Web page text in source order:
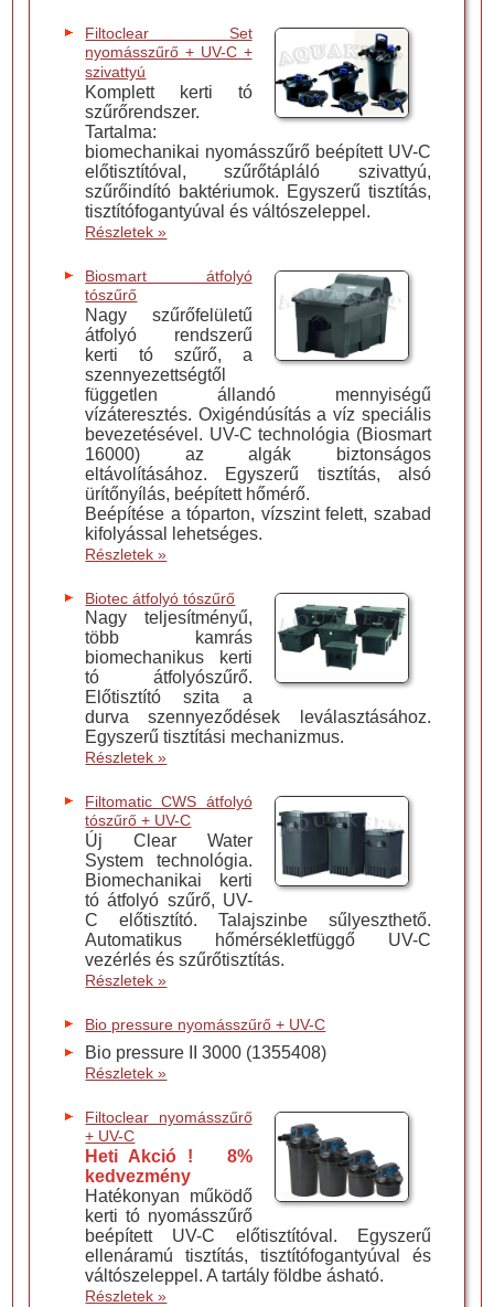
Filtoclear Set
nyomásszűrő + UV-C +
szivattyú
Komplett kerti tó
szűrőrendszer.
Tartalma:
biomechanikai nyomásszűrő beépített UV-C
előtisztítóval, szűrőtápláló szivattyú,
szűrőindító baktériumok. Egyszerű tisztítás,
tisztítófogantyúval és váltószeleppel.
Részletek »
Biosmart átfolyó
tószűrő
Nagy szűrőfelületű
átfolyó rendszerű
kerti tó szűrő, a
szennyezettségtől
független állandó mennyiségű
vízáteresztés. Oxigéndúsítás a víz speciális
bevezetésével. UV-C technológia (Biosmart
16000) az algák biztonságos
eltávolításához. Egyszerű tisztítás, alsó
ürítőnyílás, beépített hőmérő.
Beépítése a tóparton, vízszint felett, szabad
kifolyással lehetséges.
Részletek »
Biotec átfolyó tószűrő
Nagy teljesítményű,
több kamrás
biomechanikus kerti
tó átfolyószűrő.
Előtisztító szita a
durva szennyeződések leválasztásához.
Egyszerű tisztítási mechanizmus.
Részletek »
Filtomatic CWS átfolyó
tószűrő + UV-C
Új Clear Water
System technológia.
Biomechanikai kerti
tó átfolyó szűrő, UV-
C előtisztító. Talajszinbe sűlyeszthető.
Automatikus hőmérsékletfüggő UV-C
vezérlés és szűrőtisztítás.
Részletek »
Bio pressure nyomásszűrő + UV-C
Bio pressure II 3000 (1355408)
Részletek »
Filtoclear nyomásszűrő
+ UV-C
Heti Akció ! 8%
kedvezmény
Hatékonyan működő
kerti tó nyomásszűrő
beépített UV-C előtisztítóval. Egyszerű
ellenáramú tisztítás, tisztítófogantyúval és
váltószeleppel. A tartály földbe ásható.
Részletek »